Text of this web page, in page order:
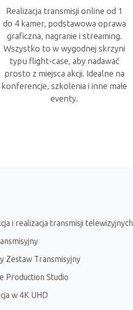
Realizacja transmisji online od 1
do 4 kamer, podstawowa oprawa
graficzna, nagranie i streaming.
Wszystko to w wygodnej skrzyni
typu flight-case, aby nadawać
prosto z miejsca akcji. Idealne na
konferencje, szkolenia i inne małe
eventy.
i realizacja transmisji telewizyjnych
Zestaw Transmisyjny
Production Studio
w 4K UHD